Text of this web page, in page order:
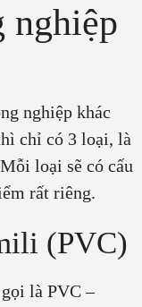
nghiệp
nghiệp khác
chỉ có 3 loại, là
loại sẽ có cấu
rất riêng.
(PVC)
là PVC –